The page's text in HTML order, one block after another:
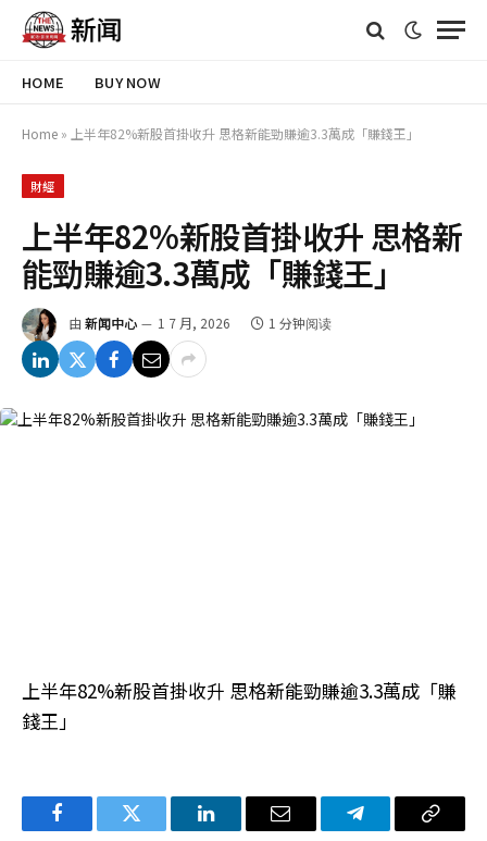
HOME BUY NOW
Home » 上半年82%新股首掛收升 思格新能勁賺逾3.3萬成「賺錢王」
財經
上半年82%新股首掛收升 思格新
能勁賺逾3.3萬成「賺錢王」
由 新闻中心 1 7 月, 2026 1 分钟阅读
上半年82%新股首掛收升 思格新能勁賺逾3.3萬成「賺
錢王」
FacebookTwitter LinkedIn电
Telegram复